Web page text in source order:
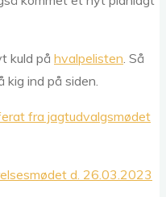
kuld på hvalpelisten. Så
kig ind på siden.
fra jagtudvalgsmødet
d. 26.03.2023